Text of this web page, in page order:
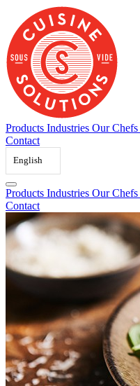
content
Products Industries Our Chefs
Contact
English
Products Industries Our Chefs
Contact